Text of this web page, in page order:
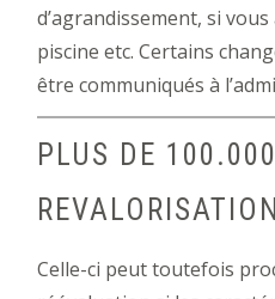
d’agrandissement, si
piscine etc. Certains
être communiqués à
PLUS DE 100.000
Celle-ci peut toutefois